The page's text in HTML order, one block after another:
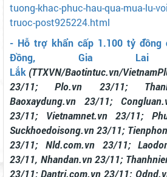
tuong-khac-phuc-hau-qua-mua-lu-
truoc-post925224.html
- Hỗ trợ khẩn cấp 1.100 tỷ đồng
Đồng, Gia
Lắk (TTXVN/Baotintuc.vn/
23/11; Plo.vn 23/11;
Baoxaydung.vn 23/11;
23/11; Vietnamnet.vn 23/11;
Suckhoedoisong.vn 23/11;
23/11; Nld.com.vn 23/11;
23/11, Nhandan.vn 23/11;
23/11; Dantri.com.vn 23/11;